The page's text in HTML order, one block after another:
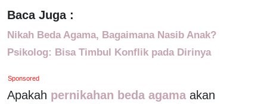
Baca Juga :
Nikah Beda Agama, Bagaimana Nasib Anak?
Psikolog: Bisa Timbul Konflik pada Dirinya
Sponsored
Apakah pernikahan beda agama akan